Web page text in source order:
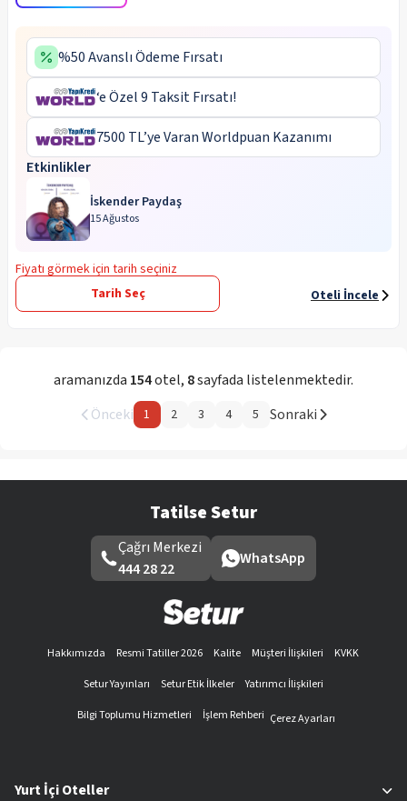
%50 Avanslı Ödeme Fırsatı
‘e Özel 9 Taksit Fırsatı!
7500 TL’ye Varan Worldpuan Kazanımı
Etkinlikler
İskender Paydaş
15 Ağustos
Fiyatı görmek için tarih seçiniz
Tarih Seç
Oteli İncele
aramanızda 154otel, 8sayfada listelenmektedir.
Önceki 1 2 3 4 5 Sonraki
Tatilse Setur
Çağrı Merkezi
444 28 22
WhatsApp
Hakkımızda Resmi Tatiller 2026 Kalite Müşteri İlişkileri
KVKK
Setur Yayınları
Setur Etik İlkeler
Yatırımcı İlişkileri
Bilgi Toplumu Hizmetleri
İşlem Rehberi Çerez Ayarları
Yurt İçi Oteller